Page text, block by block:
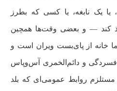
یک نابغه، یا کسی که بطرز
کند — و بعضی وقت‌ها همچین
خانه از پای‌بست ویران است و
و دائم‌الخمری آس‌وپاس
روابط عمومی‌ای که بلد